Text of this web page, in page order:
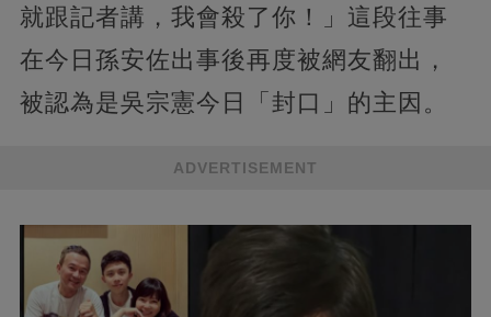
就跟記者講，我會殺了你！」這段往事
在今日孫安佐出事後再度被網友翻出，
被認為是吳宗憲今日「封口」的主因。
ADVERTISEMENT